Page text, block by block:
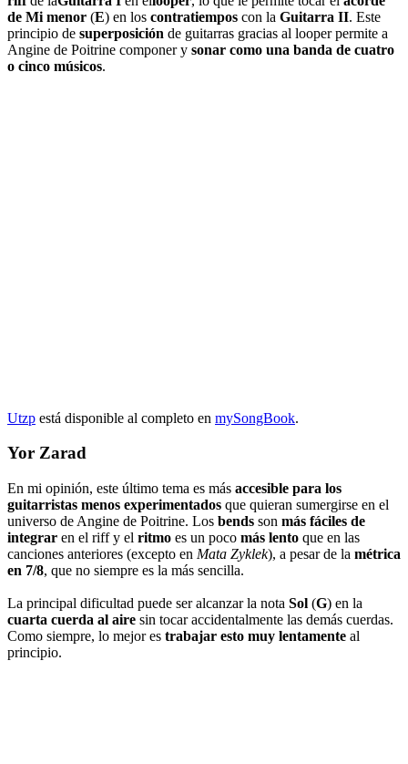
de Mi menor (E) en los contratiempos con la Guitarra II. Este
principio de superposición de guitarras gracias al looper permite a
Angine de Poitrine componer y sonar como una banda de cuatro
o cinco músicos.
Utzp está disponible al completo en mySongBook.
Yor Zarad
En mi opinión, este último tema es más accesible para los
guitarristas menos experimentados que quieran sumergirse en el
universo de Angine de Poitrine. Los bends son más fáciles de
integrar en el riff y el ritmo es un poco más lento que en las
canciones anteriores (excepto en Mata Zyklek), a pesar de la métrica
en 7/8, que no siempre es la más sencilla.
La principal dificultad puede ser alcanzar la nota Sol (G) en la
cuarta cuerda al aire sin tocar accidentalmente las demás cuerdas.
Como siempre, lo mejor es trabajar esto muy lentamente al
principio.